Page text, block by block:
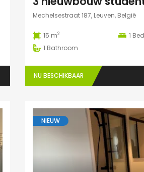
Mechelsestraat 187, Leuven, België
15 m2 1
1 Bathroom
NU BESCHIKBAAR
NIEUW